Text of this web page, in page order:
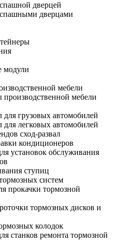
дверцей
дверцами
модули
мебели
мебели
для грузовых автомобилей
для легковых автомобилей
сход-развал
кондиционеров
установок обслуживания
ступиц
систем
прокачки тормозной
тормозных дисков и
колодок
станков ремонта тормозной